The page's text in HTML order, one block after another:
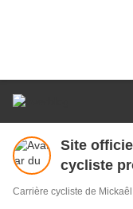
Site
cycliste
Carrière cycliste de